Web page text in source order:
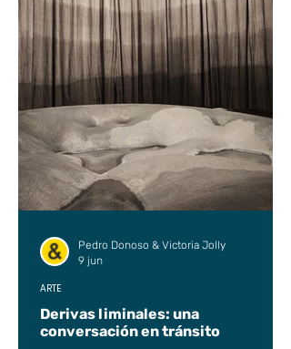
Derivas liminales: una
conversación en tránsito
ARTE
Pedro Donoso & Victoria Jolly
9 jun